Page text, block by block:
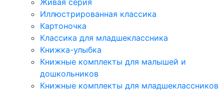
Иллюстрированная классика
Картоночка
Классика для младшеклассника
Книжка-улыбка
Книжные комплекты для малышей и
дошкольников
Книжные комплекты для младшеклассников